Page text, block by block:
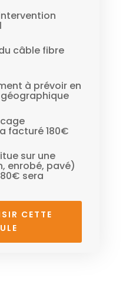
câble fibre
à prévoir en
facturé 180€
sur une
enrobé, pavé)
sera
CETTE